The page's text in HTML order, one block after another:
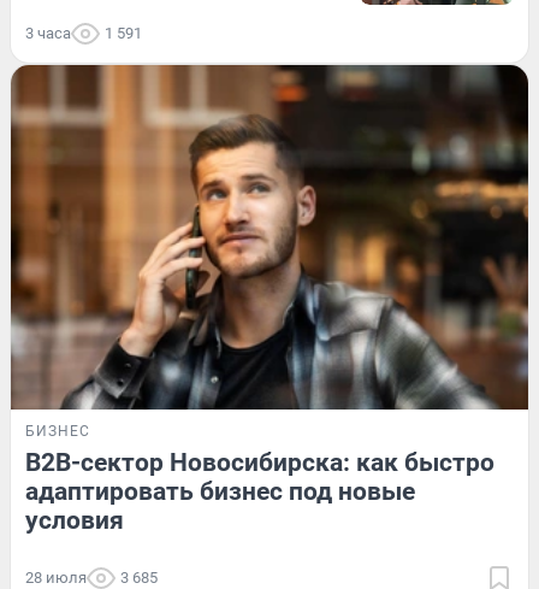
3 часа 1 591
БИЗНЕС
B2B-сектор Новосибирска: как быстро
адаптировать бизнес под новые
условия
28 июля 3 685